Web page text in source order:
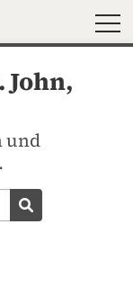
John,
und
Todesanzeige